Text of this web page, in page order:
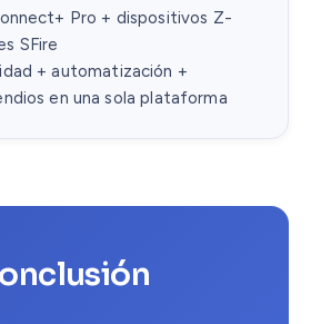
Pro + dispositivos Z-
SFire
+ automatización +
en una sola plataforma